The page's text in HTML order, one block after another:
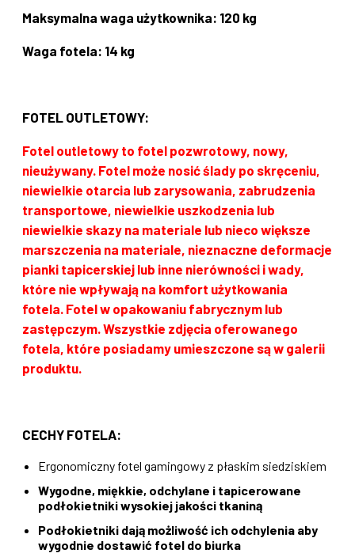
Maksymalna waga użytkownika: 120 kg
Waga fotela: 14 kg
FOTEL OUTLETOWY:
Fotel outletowy to fotel pozwrotowy, nowy,
nieużywany. Fotel może nosić ślady po skręceniu,
niewielkie otarcia lub zarysowania, zabrudzenia
transportowe, niewielkie uszkodzenia lub
niewielkie skazy na materiale lub nieco większe
marszczenia na materiale, nieznaczne deformacje
pianki tapicerskiej lub inne nierówności i wady,
które nie wpływają na komfort użytkowania
fotela. Fotel w opakowaniu fabrycznym lub
zastępczym.Wszystkie zdjęcia oferowanego
fotela, które posiadamy umieszczone są w galerii
produktu.
CECHY FOTELA:
Ergonomiczny fotel gamingowy z płaskim siedziskiem
Wygodne, miękkie, odchylane i tapicerowane
podłokietniki wysokiej jakości tkaniną
Podłokietniki dają możliwość ich odchylenia aby
wygodnie dostawić fotel do biurka